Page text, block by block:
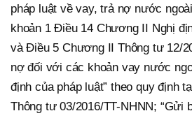
pháp luật về vay, trả nợ nước
khoản 1 Điều 14 Chương II Nghị
và Điều 5 Chương II Thông tư 12/
nợ đối với các khoản vay nước
định của pháp luật” theo quy định
Thông tư 03/2016/TT-NHNN; “Gửi